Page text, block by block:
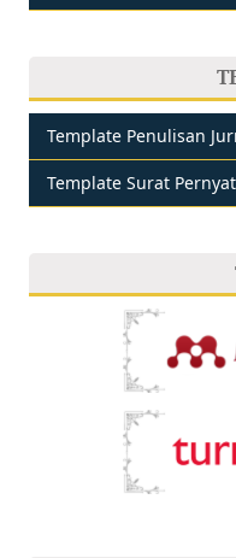
Template Penulisan
Template Surat